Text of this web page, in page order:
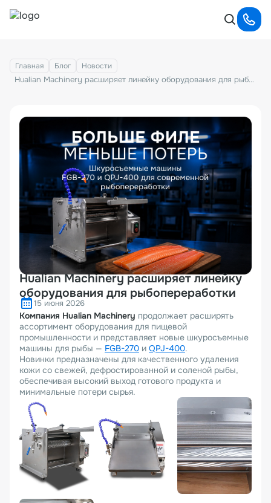
Главная Блог Новости
Hualian Machinery расширяет линейку оборудования для рыбопереработки
Hualian Machinery расширяет линейку
оборудования для рыбопереработки
15 июня 2026
Компания Hualian Machinery продолжает расширять
ассортимент оборудования для пищевой
промышленности и представляет новые шкуросъемные
машины для рыбы — FGB-270 и QPJ-400.
Новинки предназначены для качественного удаления
кожи со свежей, дефростированной и соленой рыбы,
обеспечивая высокий выход готового продукта и
минимальные потери сырья.